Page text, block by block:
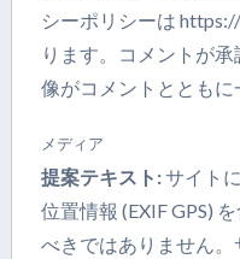
シーポリシーは
ります。コメントが
像がコメントとともに
メディア
提案テキスト:サイト
位置情報 (EXIF GPS)
べきではありません